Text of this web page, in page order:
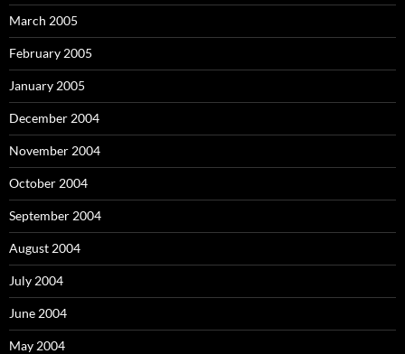
March 2005
February 2005
January 2005
December 2004
November 2004
October 2004
September 2004
August 2004
July 2004
June 2004
May 2004